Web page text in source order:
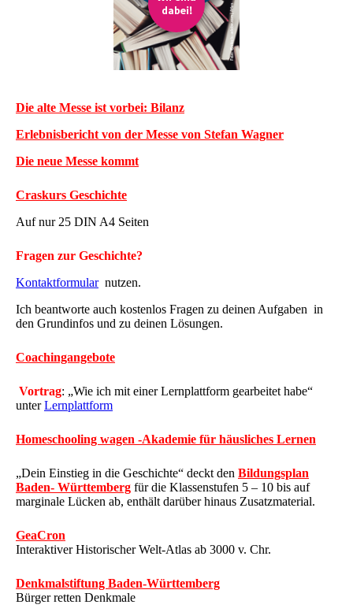
Die alte Messe ist vorbei: Bilanz
Erlebnisbericht von der Messe von Stefan Wagner
Die neue Messe kommt
Craskurs Geschichte
Auf nur 25 DIN A4 Seiten
Fragen zur Geschichte?
Kontaktformularnutzen.
Ich beantworte auch kostenlos Fragen zu deinen Aufgaben in
den Grundinfos und zu deinen Lösungen.
Coachingangebote
Vortrag: „Wie ich mit einer Lernplattform gearbeitet habe“
unterLernplattform
Homeschooling wagen -Akademie für häusliches Lernen
„Dein Einstieg in die Geschichte“ deckt den Bildungsplan
Baden- Württemberg für die Klassenstufen 5 – 10 bis auf
marginale Lücken ab, enthält darüber hinaus Zusatzmaterial.
GeaCron
Interaktiver Historischer Welt-Atlas ab 3000 v. Chr.
Denkmalstiftung Baden-Württemberg
Bürger retten Denkmale